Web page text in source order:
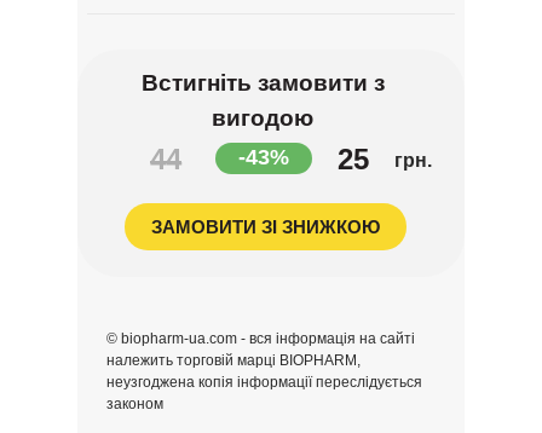
© biopharm-ua.com - вся інформація на сайті
належить торговій марці BIOPHARM,
неузгоджена копія інформації переслідується
законом
44 25
ЗАМОВИТИ ЗІ ЗНИЖКОЮ
грн.
Встигніть замовити з
вигодою
-43%